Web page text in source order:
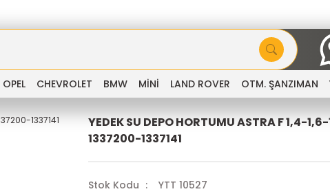
OPEL CHEVROLET BMW MİNİ LAND ROVER OTM. ŞANZIMAN
YEDEK SU DEPO HORTUMU ASTRA F 1,4-
1337200-1337141
Stok Kodu
YTT 10527